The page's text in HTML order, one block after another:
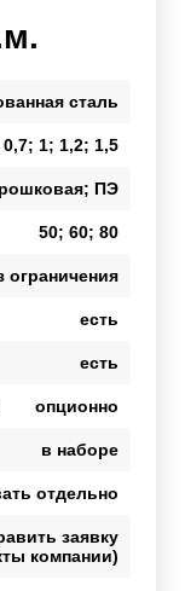
сталь
1; 1,2; 1,5
ПЭ
50; 60; 80
ограничения
есть
есть
опционно
в наборе
отдельно
заявку
компании)